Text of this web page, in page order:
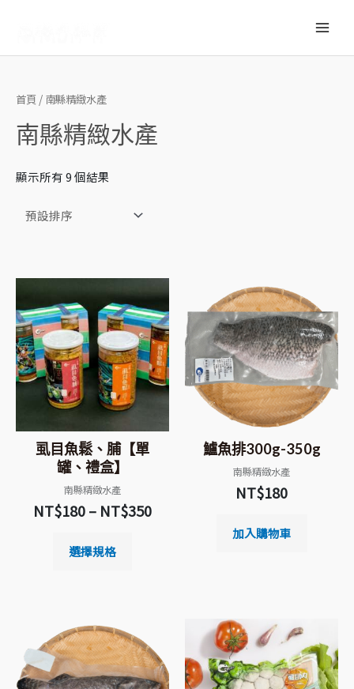
Main
首頁 / 南縣精緻水產
南縣精緻水產
顯示所有 9 個結果
虱目魚鬆、脯【單
罐、禮盒】
南縣精緻水產
NT$180– NT$350
選擇規格
鱸魚排300g-350g
南縣精緻水產
NT$180
加入購物車